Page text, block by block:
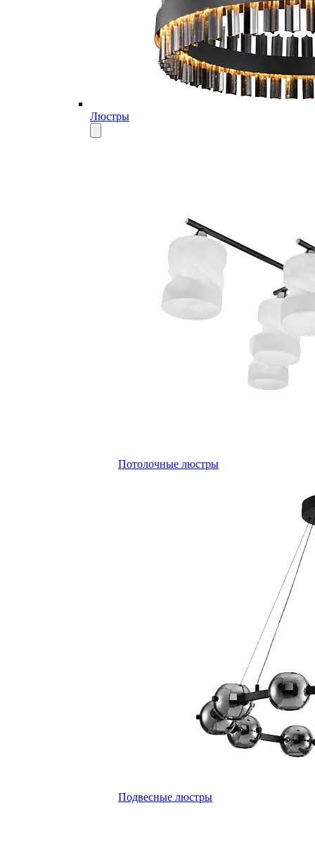
Люстры
Потолочные люстры
Подвесные люстры